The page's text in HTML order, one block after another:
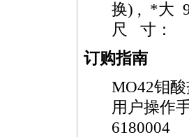
换) , *大
尺 寸
订购指南
MO42钼
用户操作
6180004